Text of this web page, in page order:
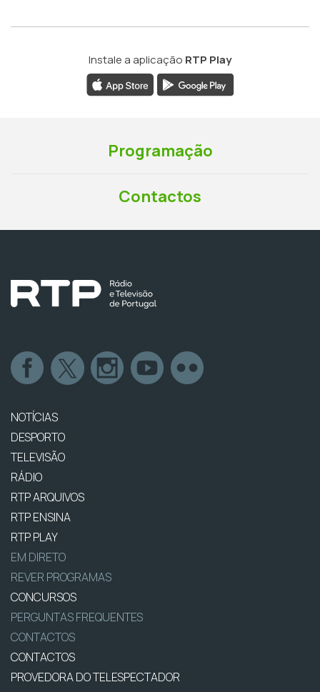
Instale a aplicação RTP Play
Programação
Contactos
NOTÍCIAS
DESPORTO
TELEVISÃO
RÁDIO
RTP ARQUIVOS
RTP ENSINA
RTP PLAY
EM DIRETO
REVER PROGRAMAS
CONCURSOS
PERGUNTAS FREQUENTES
CONTACTOS
CONTACTOS
PROVEDORA DO TELESPECTADOR